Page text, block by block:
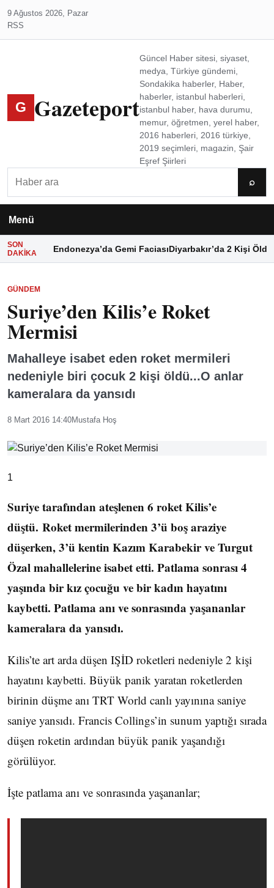
9 Ağustos 2026, Pazar
RSS
G Gazeteport
Güncel Haber sitesi, siyaset,
medya, Türkiye gündemi,
Sondakika haberler, Haber,
haberler, istanbul haberleri,
istanbul haber, hava durumu,
memur, öğretmen, yerel haber,
2016 haberleri, 2016 türkiye,
2019 seçimleri, magazin, Şair
Eşref Şiirleri
⌕
Menü
SON
DAKIKA
Endonezya’da Gemi FaciasıDiyarbakır’da 2 Kişi Öldü
GÜNDEM
Suriye’den Kilis’e Roket
Mermisi
Mahalleye isabet eden roket mermileri
nedeniyle biri çocuk 2 kişi öldü...O anlar
kameralara da yansıdı
8 Mart 2016 14:40Mustafa Hoş
1
Suriye tarafından ateşlenen 6 roket Kilis’e
düştü. Roket mermilerinden 3’ü boş araziye
düşerken, 3’ü kentin Kazım Karabekir ve Turgut
Özal mahallelerine isabet etti. Patlama sonrası 4
yaşında bir kız çocuğu ve bir kadın hayatını
kaybetti. Patlama anı ve sonrasında yaşananlar
kameralara da yansıdı.
Kilis’te art arda düşen IŞİD roketleri nedeniyle 2 kişi
hayatını kaybetti. Büyük panik yaratan roketlerden
birinin düşme anı TRT World canlı yayınına saniye
saniye yansıdı. Francis Collings’in sunum yaptığı sırada
düşen roketin ardından büyük panik yaşandığı
görülüyor.
İşte patlama anı ve sonrasında yaşananlar;